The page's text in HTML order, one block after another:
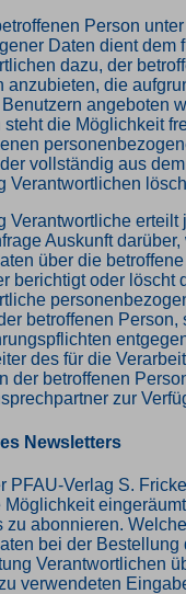
Person
Daten dient dem
dazu, der
anzubieten, die
angeboten
die Möglichkeit
vollständig aus
Verantwortlichen
Verantwortliche erteilt
Auskunft
über die
berichtigt oder löscht
betroffenen Person,
des für die
der betroffenen
zur
Newsletters
PFAU-Verlag S.
zu abonnieren. Welche
bei der Bestellung
Verantwortlichen
verwendeten